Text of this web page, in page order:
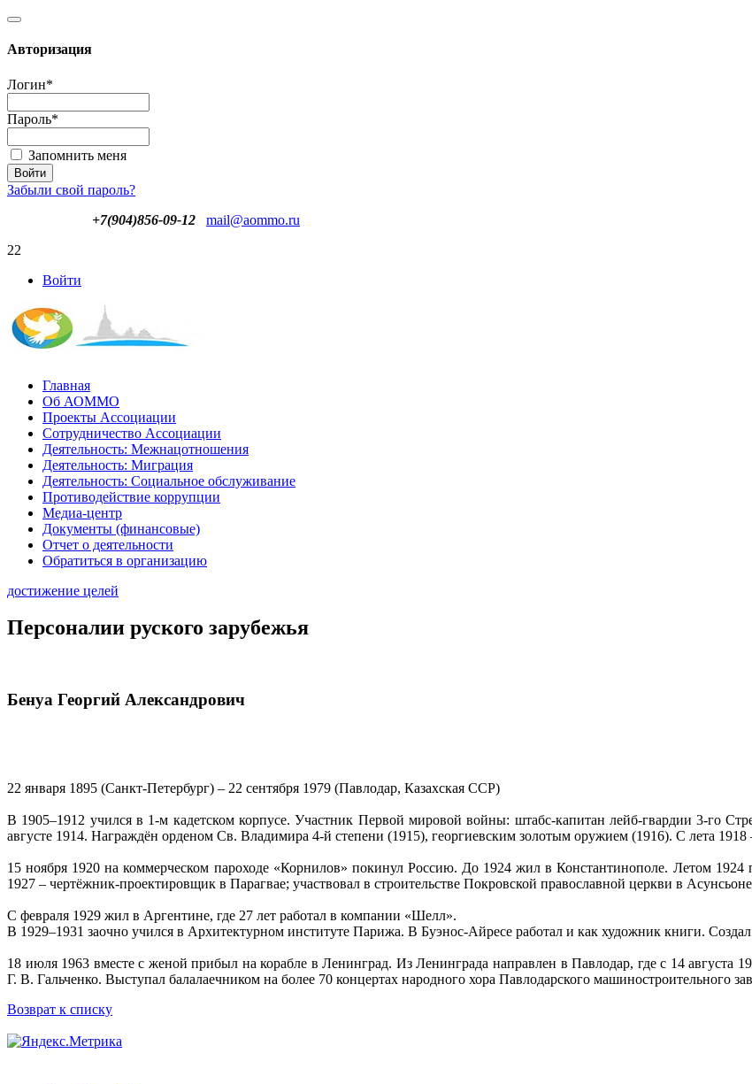
Авторизация
Логин*
Пароль*
Запомнить меня
Забыли свой пароль?
+7(904)856-09-12
mail@aommo.ru
22
Войти
Главная
Об АОММО
Проекты Ассоциации
Сотрудничество Ассоциации
Деятельность: Межнацотношения
Деятельность: Миграция
Деятельность: Социальное обслуживание
Противодействие коррупции
Медиа-центр
Документы (финансовые)
Отчет о деятельности
Обратиться в организацию
достижение целей
Персоналии руского зарубежья
Бенуа Георгий Александрович
22 января 1895 (Санкт-Петербург) – 22 сентября 1979 (Павлодар, Казахская ССР)
В 1905–1912 учился в 1-м кадетском корпусе. Участник Первой мировой войны: штабс-капитан лейб-гвардии 3-го
августе 1914. Награждён орденом Св. Владимира 4-й степени (1915), георгиевским золотым оружием (1916). С лета
15 ноября 1920 на коммерческом пароходе «Корнилов» покинул Россию. До 1924 жил в Константинополе. Летом
1927 – чертёжник-проектировщик в Парагвае; участвовал в строительстве Покровской православной церкви в
С февраля 1929 жил в Аргентине, где 27 лет работал в компании «Шелл».
В 1929–1931 заочно учился в Архитектурном институте Парижа. В Буэнос-Айресе работал и как художник книги.
18 июля 1963 вместе с женой прибыл на корабле в Ленинград. Из Ленинграда направлен в Павлодар, где с 14 августа
Г. В. Гальченко. Выступал балалаечником на более 70 концертах народного хора Павлодарского машиностроительного
Возврат к списку